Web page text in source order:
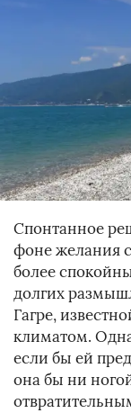
Спонтанное
фоне желания
более
долгих
Гагре,
климатом.
если бы ей
она бы ни